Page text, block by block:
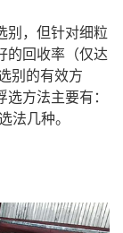
别，但针对细粒
的回收率（仅达
别的有效方
选方法主要有：
法几种。